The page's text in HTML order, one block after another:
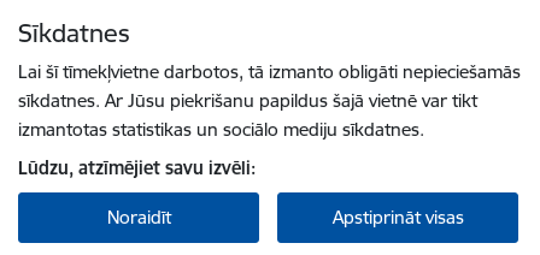
Sīkdatnes
Lai šī tīmekļvietne darbotos, tā izmanto obligāti nepieciešamās
sīkdatnes. Ar Jūsu piekrišanu papildus šajā vietnē var tikt
izmantotas statistikas un sociālo mediju sīkdatnes.
Lūdzu, atzīmējiet savu izvēli:
Noraidīt Apstiprināt visas